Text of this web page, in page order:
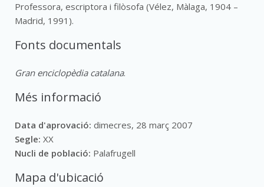
Professora, escriptora i filòsofa (Vélez, Màlaga, 1904 –
Madrid, 1991).
Fonts documentals
Gran enciclopèdia catalana.
Més informació
Data d'aprovació: dimecres, 28 març 2007
Segle: XX
Nucli de població: Palafrugell
Mapa d'ubicació